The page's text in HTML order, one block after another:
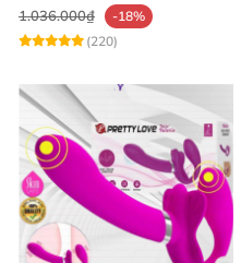
1.036.000₫
-18%
(220)